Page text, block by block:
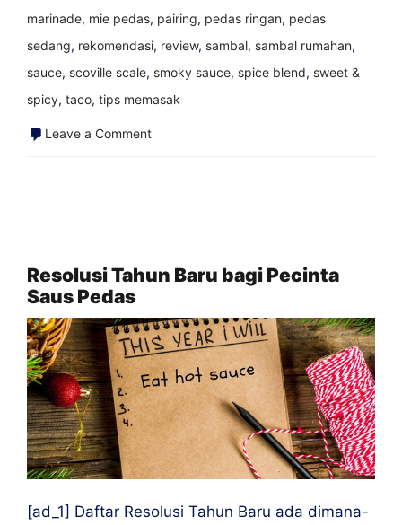
marinade, mie pedas, pairing, pedas ringan, pedas
sedang, rekomendasi, review, sambal, sambal rumahan,
sauce, scoville scale, smoky sauce, spice blend, sweet &
spicy, taco, tips memasak
Leave a Commenton
Pedas
Kantor
Anda
Resolusi Tahun Baru bagi Pecinta
Saus Pedas
[ad_1] Daftar Resolusi Tahun Baru ada dimana-